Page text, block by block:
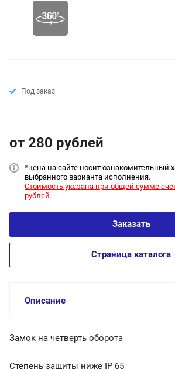
Под заказ
от 280 рублей
*цена на сайте носит ознакомительный
выбранного варианта исполнения.
Стоимость указана при общей сумме
рублей.
Заказать
Страница каталога
Описание
Замок на четверть оборота
Степень защиты ниже IP 65